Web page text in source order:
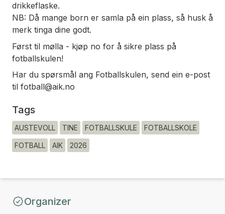
drikkeflaske.
NB: Då mange born er samla på ein plass, så husk å
merk tinga dine godt.
Først til mølla - kjøp no for å sikre plass på
fotballskulen!
Har du spørsmål ang Fotballskulen, send ein e-post
til fotball@aik.no
Tags
AUSTEVOLL TINE FOTBALLSKULE FOTBALLSKOLE
FOTBALL AIK 2026
Organizer